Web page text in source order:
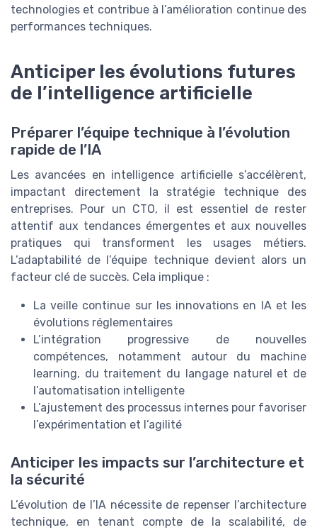
technologies et contribue à l’amélioration continue des
performances techniques.
Anticiper les évolutions futures
de l’intelligence artificielle
Préparer l’équipe technique à l’évolution
rapide de l’IA
Les avancées en intelligence artificielle s’accélèrent,
impactant directement la stratégie technique des
entreprises. Pour un CTO, il est essentiel de rester
attentif aux tendances émergentes et aux nouvelles
pratiques qui transforment les usages métiers.
L’adaptabilité de l’équipe technique devient alors un
facteur clé de succès. Cela implique :
La veille continue sur les innovations en IA et les
évolutions réglementaires
L’intégration progressive de nouvelles
compétences, notamment autour du machine
learning, du traitement du langage naturel et de
l’automatisation intelligente
L’ajustement des processus internes pour favoriser
l’expérimentation et l’agilité
Anticiper les impacts sur l’architecture et
la sécurité
L’évolution de l’IA nécessite de repenser l’architecture
technique, en tenant compte de la scalabilité, de